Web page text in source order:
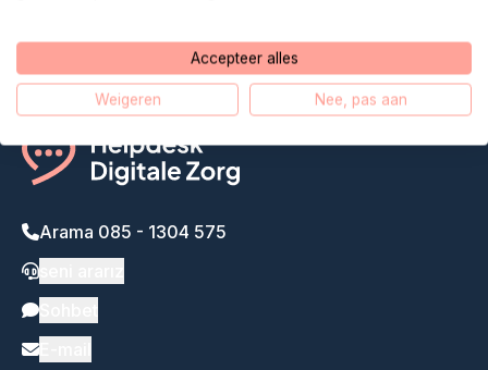
Arama 085 - 1304 575
Accepteer alles
Weigeren Nee, pas aan